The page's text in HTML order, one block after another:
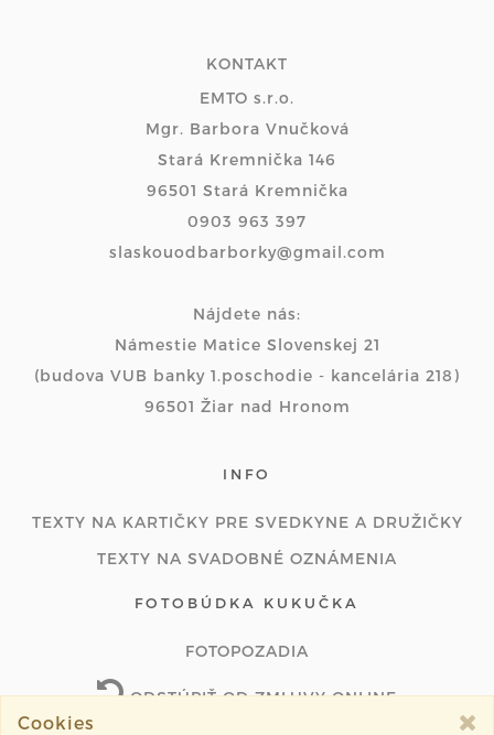
KONTAKT
EMTO s.r.o.
Mgr. Barbora Vnučková
Stará Kremnička 146
96501 Stará Kremnička
0903 963 397
slaskouodbarborky@gmail.com
Nájdete nás:
Námestie Matice Slovenskej 21
(budova VUB banky 1.poschodie - kancelária 218)
96501 Žiar nad Hronom
INFO
TEXTY NA KARTIČKY PRE SVEDKYNE A DRUŽIČKY
TEXTY NA SVADOBNÉ OZNÁMENIA
FOTOBÚDKA KUKUČKA
FOTOPOZADIA
ODSTÚPIŤ OD ZMLUVY ONLINE
Cookies